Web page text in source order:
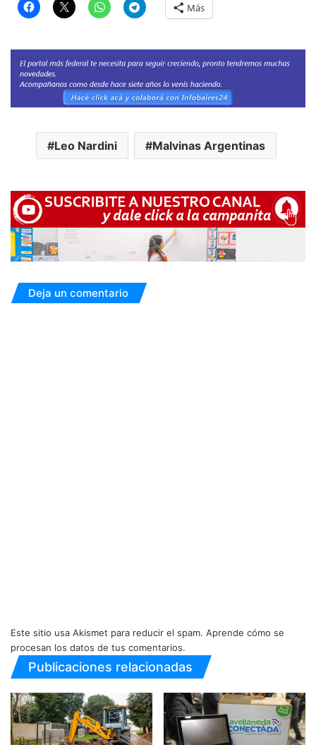
Más
Leo Nardini Malvinas Argentinas
Deja un comentario
Este sitio usa Akismet para reducir el spam. Aprende cómo se
procesan los datos de tus comentarios.
Publicaciones relacionadas